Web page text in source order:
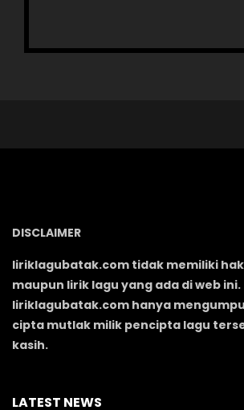
DISCLAIMER
liriklagubatak.com tidak memiliki
maupun lirik lagu yang ada di web ini.
liriklagubatak.com hanya
cipta mutlak milik pencipta lagu
kasih.
LATEST NEWS